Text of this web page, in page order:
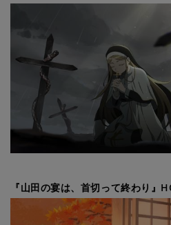
『山田の宴は、首切って終わり』